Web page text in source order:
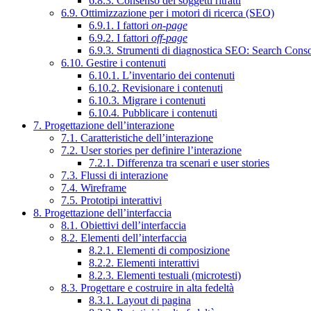
6.9. Ottimizzazione per i motori di ricerca (SEO)
6.9.1. I fattori on-page
6.9.2. I fattori off-page
6.9.3. Strumenti di diagnostica SEO: Search
6.10. Gestire i contenuti
6.10.1. L’inventario dei contenuti
6.10.2. Revisionare i contenuti
6.10.3. Migrare i contenuti
6.10.4. Pubblicare i contenuti
7. Progettazione dell’interazione
7.1. Caratteristiche dell’interazione
7.2. User stories per definire l’interazione
7.2.1. Differenza tra scenari e user stories
7.3. Flussi di interazione
7.4. Wireframe
7.5. Prototipi interattivi
8. Progettazione dell’interfaccia
8.1. Obiettivi dell’interfaccia
8.2. Elementi dell’interfaccia
8.2.1. Elementi di composizione
8.2.2. Elementi interattivi
8.2.3. Elementi testuali (microtesti)
8.3. Progettare e costruire in alta fedeltà
8.3.1. Layout di pagina